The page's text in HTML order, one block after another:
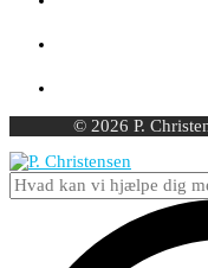
© 2026 P.